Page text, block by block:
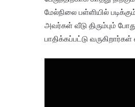
மேல்நிலை பள்ளியில்
அவர்கள் வீடு திரும்பும்
பாதிக்கப்பட்டு